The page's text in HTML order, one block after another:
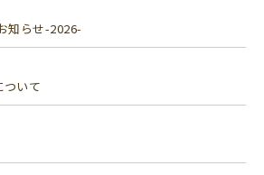
知らせ-2026-
いて